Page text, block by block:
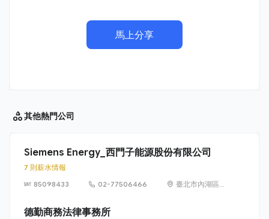
馬上分享
其他熱門公司
Siemens Energy_西門子能源股份有限公司
7 則薪水情報
85098433
02-77506466
臺北市內湖區
德勤商務法律事務所